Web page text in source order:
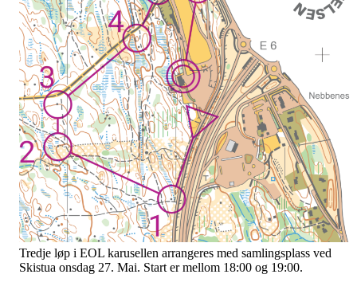
Tredje løp i EOL karusellen arrangeres med samlingsplass ved
Skistua onsdag 27. Mai. Start er mellom 18:00 og 19:00.